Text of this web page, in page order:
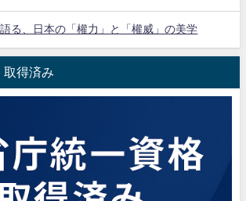
る、日本の「權力」と「權威」の美学
取得済み